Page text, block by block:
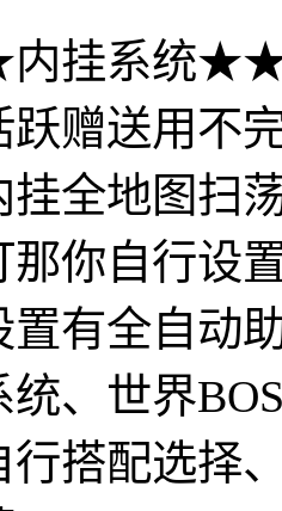
挂系统
跃赠送用不
挂全地图扫
那你自行设
置有全自动
统、世界
行搭配选择